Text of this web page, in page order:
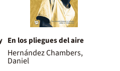
En los pliegues del aire
Hernández Chambers,
Daniel